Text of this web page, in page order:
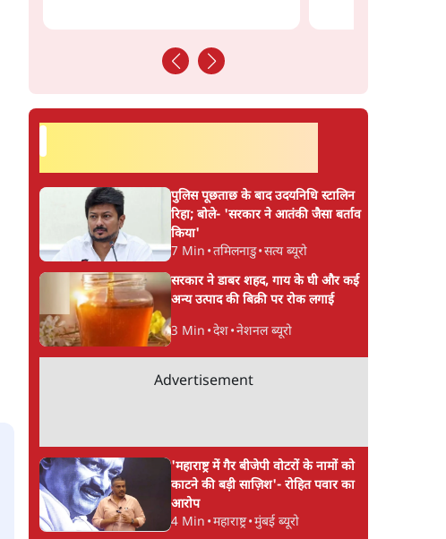
सर्वाधिक पढ़ी गयी खबरें
पुलिस पूछताछ के बाद उदयनिधि स्टालिन
रिहा; बोले- 'सरकार ने आतंकी जैसा बर्ताव
किया'
7 Min •तमिलनाडु•सत्य ब्यूरो
सरकार ने डाबर शहद, गाय के घी और कई
अन्य उत्पाद की बिक्री पर रोक लगाई
3 Min •देश•नेशनल ब्यूरो
Advertisement
'महाराष्ट्र में गैर बीजेपी वोटरों के नामों को
काटने की बड़ी साज़िश'- रोहित पवार का
आरोप
4 Min •महाराष्ट्र•मुंबई ब्यूरो